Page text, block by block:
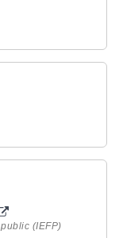
(IEFP)